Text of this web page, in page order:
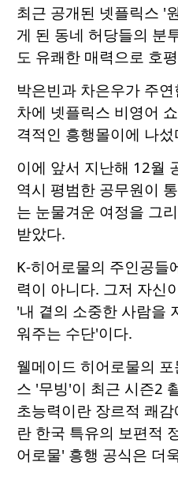
최근 공개된 넷플릭스 '
게 된 동네 허당들의 분
도 유쾌한 매력으로 호
박은빈과 차은우가 주
차에 넷플릭스 비영어
격적인 흥행몰이에 나섰
이에 앞서 지난해 12월
역시 평범한 공무원이
는 눈물겨운 여정을 그
받았다.
K-히어로물의 주인공들
력이 아니다. 그저 자신
'내 곁의 소중한 사람을
워주는 수단'이다.
웰메이드 히어로물의
스 '무빙'이 최근 시즌2
초능력이란 장르적 쾌감
란 한국 특유의 보편적
어로물' 흥행 공식은 더